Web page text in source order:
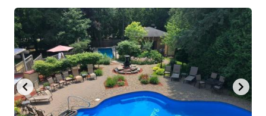
mark
key
to
get
the
keyboard
mark
key
to
get
the
keyboard